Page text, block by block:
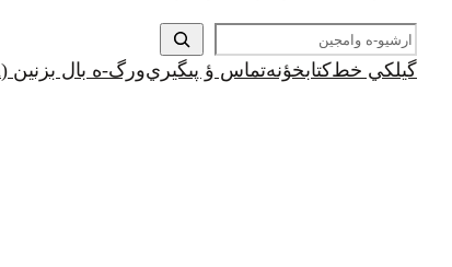
ج
س
تگيلکي خطکتابخؤنهتماس ؤ پىگيريورگ-ه بال بزنين (Support and Donation)